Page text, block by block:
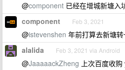
@component 已经在增城新塘入
component Feb 3, 2021
@istevenshen 年前打算去新塘
alalida Feb 3, 2021 via Android
@JaaaaackZheng 上次百度收